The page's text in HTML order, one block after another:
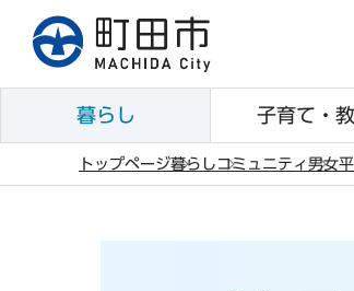
先
暮らし 子育て・
トップページ暮らし コミュニティ 男女